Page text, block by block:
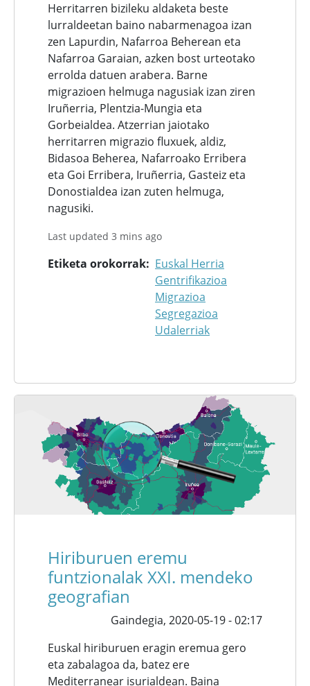
Herritarren bizileku aldaketa beste
lurraldeetan baino nabarmenagoa izan
zen Lapurdin, Nafarroa Beherean eta
Nafarroa Garaian, azken bost urteotako
errolda datuen arabera. Barne
migrazioen helmuga nagusiak izan ziren
Iruñerria, Plentzia-Mungia eta
Gorbeialdea. Atzerrian jaiotako
herritarren migrazio fluxuek, aldiz,
Bidasoa Beherea, Nafarroako Erribera
eta Goi Erribera, Iruñerria, Gasteiz eta
Donostialdea izan zuten helmuga,
nagusiki.
Last updated 3 mins ago
Etiketa orokorrak
Euskal Herria
Gentrifikazioa
Migrazioa
Segregazioa
Udalerriak
Hiriburuen eremu
funtzionalak XXI. mendeko
geografian
Gaindegia, 2020-05-19 - 02:17
Euskal hiriburuen eragin eremua gero
eta zabalagoa da, batez ere
Mediterranear isurialdean. Baina